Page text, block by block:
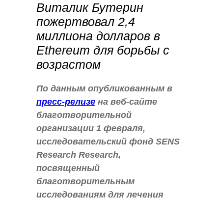
Виталик Бутерин
пожертвовал 2,4
миллиона долларов в
Ethereum для борьбы с
возрастом
По данным опубликованным в
пресс-релизе на веб-сайте
благотворительной
организации 1 февраля,
исследовательский фонд SENS
Research Research,
посвященный
благотворительным
исследованиям для лечения